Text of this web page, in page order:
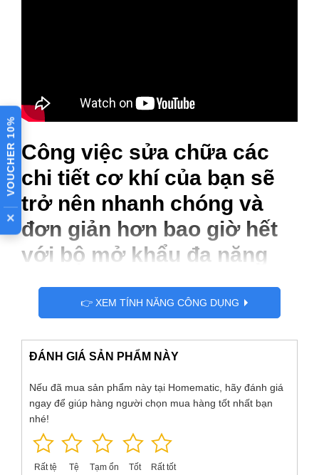
Công việc sửa chữa các
chi tiết cơ khí của bạn sẽ
trở nên nhanh chóng và
đơn giản hơn bao giờ hết
với bộ mở khẩu đa năng
Bộ sản phẩm được làm chất liệu thép không gỉ, có độ cứng
không gây trầy xước bu lông trong khi sửa chữa. Tay nắm
giúp tay bạn không bị trơn trượt trong khi làm, giúp bạn vặn
chắc bu lông một cách đơn giản mà không đòi hỏi nhiều sức
lực. Với chất liệu tốt và nhiều tính năng như thế, chắc
MK0719 sẽ luôn là trợ thủ đắc lực cho bạn trong khi sửa
chữa, góp phần làm giảm bớt mệt nhọc cho bạn trong quá
👉 XEM TÍNH NĂNG CÔNG DỤNG
ĐÁNH GIÁ SẢN PHẨM NÀY
Nếu đã mua sản phẩm này tại Homematic, hãy đánh giá
ngay để giúp hàng người chọn mua hàng tốt nhất bạn
nhé!
Rất tệ Tệ Tạm ổn Tốt Rất tốt
VOUCHER 10%
×